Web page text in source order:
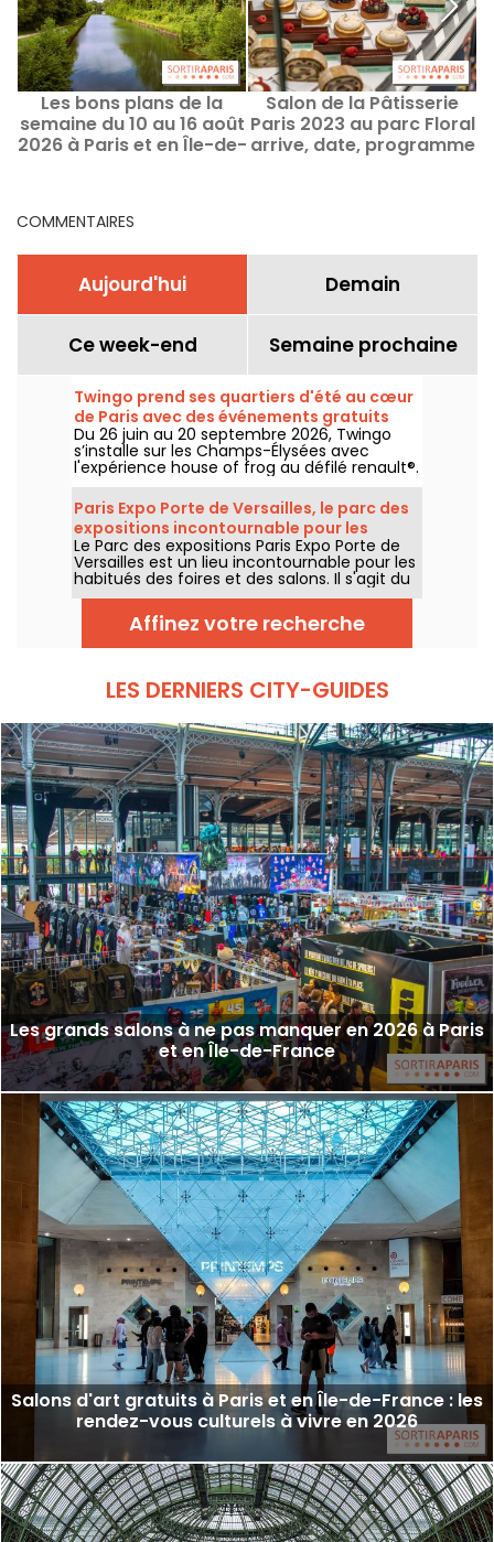
Les bons plans de la
semaine du 10 au 16 août
2026 à Paris et en Île-de-
Salon de la Pâtisserie
Paris 2023 au parc Floral
arrive, date, programme
COMMENTAIRES
Aujourd'hui Demain
Ce week-end Semaine prochaine
Twingo prend ses quartiers d'été au cœur
de Paris avec des événements gratuits
(expo, stand-up, dj sets...)
Du 26 juin au 20 septembre 2026, Twingo
s’installe sur les Champs-Élysées avec
l'expérience house of frog au défilé renault®.
Au programme : une expo immersive, du
stand-up, des DJ sets, des talks, sans oublier
d'autres activités et animations. L'entrée est
libre et gratuite, avec l'accès aux
événements sur inscription préalable (lien
dans l'article)
Paris Expo Porte de Versailles, le parc des
expositions incontournable pour les
grands salons
Le Parc des expositions Paris Expo Porte de
Versailles est un lieu incontournable pour les
habitués des foires et des salons. Il s'agit du
deuxième plus grand parc des expositions
de France et il accueille à la fois des grands
événements attendus de la capitale ainsi
que des expositions XXL.
Affinez votre recherche
LES DERNIERS CITY-GUIDES
Les grands salons à ne pas manquer en 2026 à Paris
et en Île-de-France
Salons d'art gratuits à Paris et en Île-de-France : les
rendez-vous culturels à vivre en 2026